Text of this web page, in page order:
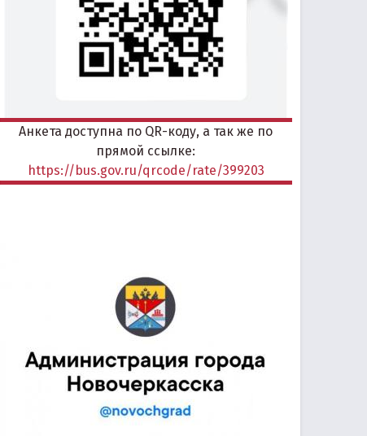
Анкета доступна по QR-коду, а так же по
прямой ссылке:
https://bus.gov.ru/qrcode/rate/399203